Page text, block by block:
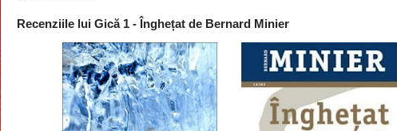
Recenziile lui Gică 1 - Înghețat de Bernard Minier